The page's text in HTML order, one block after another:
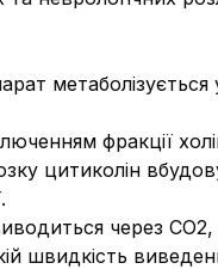
фракції
цитиколін
через
швидкість